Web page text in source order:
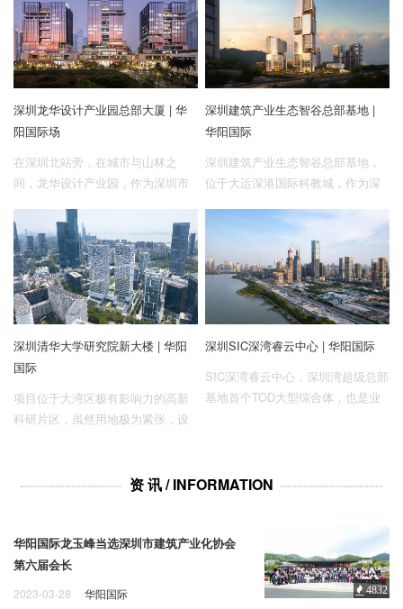
开始苏醒。
下，依托尊重方案的底层管理逻辑
重构，加上全链条管理的统筹、跨
专业/部门协调的整合、协同工作平
台的高效联动，实现项目成本可
控、工期精准、品质卓越、绿色低
碳可持续发展。
深圳龙华设计产业园总部大厦 | 华
阳国际场
在深圳北站旁，在城市与山林之
间，龙华设计产业园，作为深圳市
单位的总部基地，衔绿而生。
深圳建筑产业生态智谷总部基地 |
华阳国际
深圳建筑产业生态智谷总部基地，
位于大运深港国际科教城，作为深
市建筑业龙头项目，围绕智能建
造、智慧建筑、低碳节能三大产业
集群，打造深圳市首个建筑产业近
零碳排放园区。项目总用地面积约
9.28公顷，总建筑面积约55万㎡，
其中一期建筑面积约24万㎡，目前
已在建设中。
深圳清华大学研究院新大楼 | 华阳
国际
项目位于大湾区极有影响力的高新
科研片区，虽然用地极为紧张，设
深圳SIC深湾睿云中心 | 华阳国际
SIC深湾睿云中心，深圳湾超级总部
基地首个TOD大型综合体，也是业
式以及超级城市地标六个维度，打
资 讯 / INFORMATION
华阳国际龙玉峰当选深圳市建筑产业化协会
第六届会长
2023-03-28 华阳国际 4832